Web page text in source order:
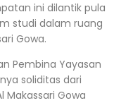
ini dilantik pula
studi dalam ruang
Gowa.
Pembina Yayasan
soliditas dari
Makassari Gowa